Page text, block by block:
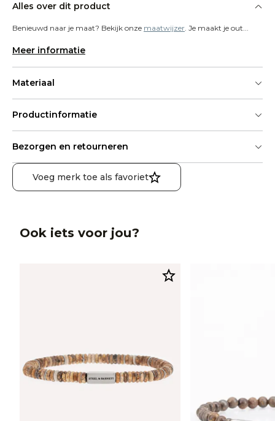
Alles over dit product
Benieuwd naar je maat? Bekijk onze maatwijzer. Je maakt je out...
Meer informatie
Materiaal
Productinformatie
Bezorgen en retourneren
Voeg merk toe als favoriet
Ook iets voor jou?